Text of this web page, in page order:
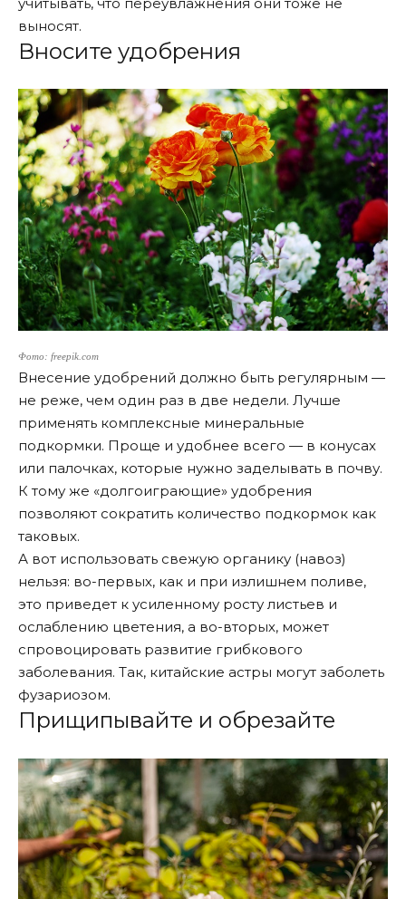
выносят.
Вносите удобрения
Фото: freepik.com
Внесение удобрений должно быть регулярным —
не реже, чем один раз в две недели. Лучше
применять комплексные минеральные
подкормки. Проще и удобнее всего — в конусах
или палочках, которые нужно заделывать в почву.
К тому же «долгоиграющие» удобрения
позволяют сократить количество подкормок как
таковых.
А вот использовать свежую органику (навоз)
нельзя: во-первых, как и при излишнем поливе,
это приведет к усиленному росту листьев и
ослаблению цветения, а во-вторых, может
спровоцировать развитие грибкового
заболевания. Так, китайские астры могут заболеть
фузариозом.
Прищипывайте и обрезайте